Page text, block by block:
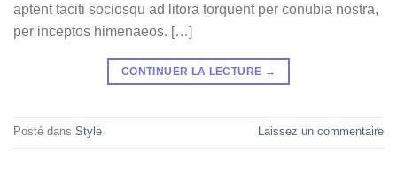
aptent taciti sociosqu ad litora torquent per conubia nostra,
per inceptos himenaeos. […]
CONTINUER LA LECTURE →
Posté dans Style Laissez un commentaire